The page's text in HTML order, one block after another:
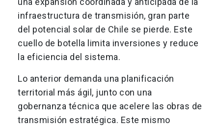
infraestructura de transmisión, gran parte
del potencial solar de Chile se pierde. Este
cuello de botella limita inversiones y reduce
la eficiencia del sistema.
Lo anterior demanda una planificación
territorial más ágil, junto con una
gobernanza técnica que acelere las obras de
transmisión estratégica. Este mismo